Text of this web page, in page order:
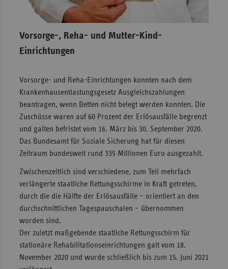
Vorsorge-, Reha- und Mutter-Kind-
Einrichtungen
Vorsorge- und Reha-Einrichtungen konnten nach dem
Krankenhausentlastungsgesetz Ausgleichszahlungen
beantragen, wenn Betten nicht belegt werden konnten. Die
Zuschüsse waren auf 60 Prozent der Erlösausfälle begrenzt
und galten befristet vom 16. März bis 30. September 2020.
Das Bundesamt für Soziale Sicherung hat für diesen
Zeitraum bundesweit rund 335 Millionen Euro ausgezahlt.
Zwischenzeitlich sind verschiedene, zum Teil mehrfach
verlängerte staatliche Rettungsschirme in Kraft getreten,
durch die die Hälfte der Erlösausfälle – orientiert an den
durchschnittlichen Tagespauschalen – übernommen
worden sind.
Der zuletzt maßgebende staatliche Rettungsschirm für
stationäre Rehabilitationseinrichtungen galt vom 18.
November 2020 und wurde schließlich bis zum 15. Juni 2021